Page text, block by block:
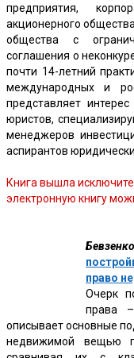
предприятия,
акционерного
общества с
соглашения о
почти 14-летний
международных и
представляет
юристов,
менеджеров
аспирантов
Книга вышла
электронную книгу
право
Очерк
права
описывает основные
недвижимой вещью